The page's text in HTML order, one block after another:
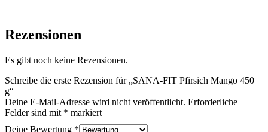
Rezensionen
Es gibt noch keine Rezensionen.
Schreibe die erste Rezension für „SANA-FIT Pfirsich Mango 450
g“
Deine E-Mail-Adresse wird nicht veröffentlicht. Erforderliche
Felder sind mit * markiert
Deine Bewertung *